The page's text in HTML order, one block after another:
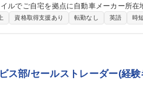
ご自宅を拠点に自動車メーカー所在地へ直
の提案営業 ◆自動車メーカーの購買・
界的シートメーカーRECARO
資格取得支援あり 転勤なし 英語 時
ス部/セールストレーダー(経